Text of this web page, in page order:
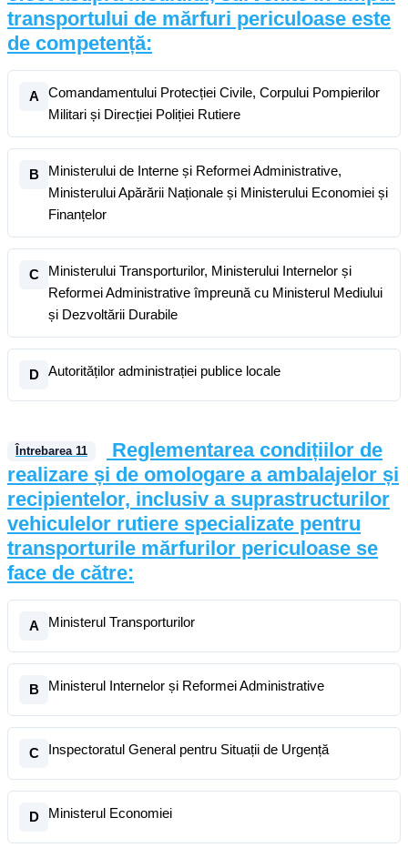
transportului de mărfuri periculoase este
de competență:
A
Comandamentului Protecției Civile, Corpului Pompierilor
Militari și Direcției Poliției Rutiere
B
Ministerului de Interne și Reformei Administrative,
Ministerului Apărării Naționale și Ministerului Economiei și
Finanțelor
C
Ministerului Transporturilor, Ministerului Internelor și
Reformei Administrative împreună cu Ministerul Mediului
și Dezvoltării Durabile
D Autorităților administrației publice locale
Întrebarea 11
Reglementarea condițiilor de
realizare și de omologare a ambalajelor și
recipientelor, inclusiv a suprastructurilor
vehiculelor rutiere specializate pentru
transporturile mărfurilor periculoase se
face de către:
A Ministerul Transporturilor
B Ministerul Internelor și Reformei Administrative
C Inspectoratul General pentru Situații de Urgență
D Ministerul Economiei